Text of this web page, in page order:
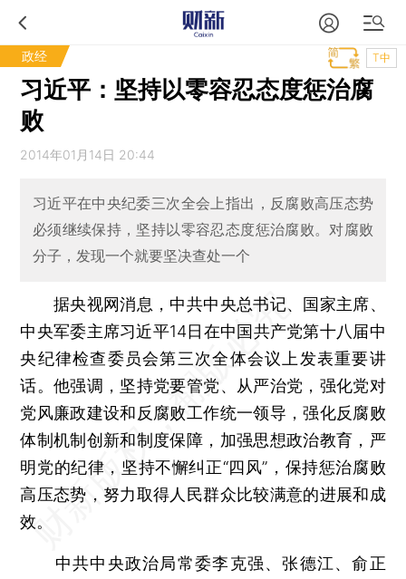
政经 T中
习近平：坚持以零容忍态度惩治腐
败
2014年01月14日 20:44
习近平在中央纪委三次全会上指出，反腐败高压态势
必须继续保持，坚持以零容忍态度惩治腐败。对腐败
分子，发现一个就要坚决查处一个
据央视网消息，中共中央总书记、国家主席、
中央军委主席习近平14日在中国共产党第十八届中
央纪律检查委员会第三次全体会议上发表重要讲
话。他强调，坚持党要管党、从严治党，强化党对
党风廉政建设和反腐败工作统一领导，强化反腐败
体制机制创新和制度保障，加强思想政治教育，严
明党的纪律，坚持不懈纠正“四风”，保持惩治腐败
高压态势，努力取得人民群众比较满意的进展和成
效。
中共中央政治局常委李克强、张德江、俞正